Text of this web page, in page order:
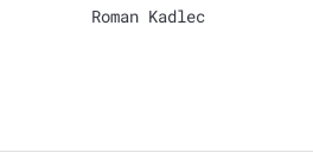
Roman Kadlec